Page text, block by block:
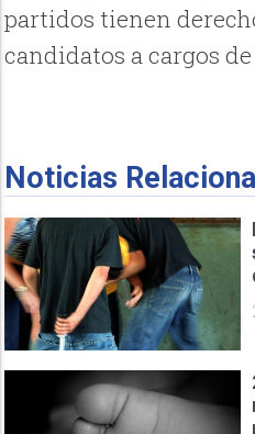
partidos tienen
candidatos a cargos
Noticias